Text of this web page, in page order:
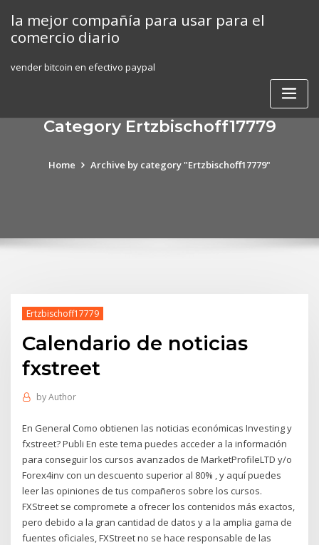
content
la mejor compañía para usar para el
comercio diario
vender bitcoin en efectivo paypal
Category Ertzbischoff17779
Home Archive by category "Ertzbischoff17779"
Ertzbischoff17779
Calendario de noticias
fxstreet
byAuthor
En General Como obtienen las noticias económicas Investing y
fxstreet? Publi En este tema puedes acceder a la información
para conseguir los cursos avanzados de MarketProfileLTD y/o
Forex4inv con un descuento superior al 80% , y aquí puedes
leer las opiniones de tus compañeros sobre los cursos.
FXStreet se compromete a ofrecer los contenidos más exactos,
pero debido a la gran cantidad de datos y a la amplia gama de
fuentes oficiales, FXStreet no se hace responsable de las